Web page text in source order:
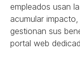
empleados usan
acumular
gestionan sus
portal web